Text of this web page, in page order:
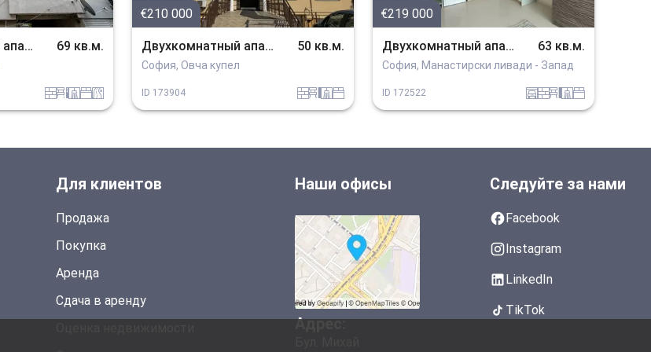
Двухкомнатный апартамент 69 кв.м.
tuhlaobzavejdne_2 sanitarno_pomeshtenie spalniav_blizost_do_asfaltiran_put
€210 000
Двухкомнатный апартамент 50 кв.м.
София, Овча купел
ID 173904 tuhlaobzavejdne_4 sanitarno_pomeshtenie spalnia
€219 000
Двухкомнатный апартамент 63 кв.м.
София, Манастирски ливади - Запад
ID 172522 garajtuhlaobzavejdne_4 sanitarno_pomeshtenie spalnia
Для клиентов
Продажа
Покупка
Аренда
Сдача в аренду
Наши офисы
Адрес:
Следуйте за нами
Facebook
Instagram
LinkedIn
TikTok